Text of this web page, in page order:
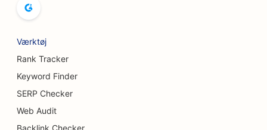
SEO for brystforstørrelsesydelser
SEO for buffetrestauranter
SEO til burgerbiler
Værktøj
Rank Tracker
Keyword Finder
SERP Checker
Web Audit
Backlink Checker